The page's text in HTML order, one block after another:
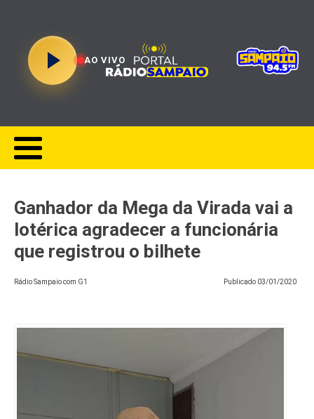
AO VIVO
Ganhador da Mega da Virada vai a
lotérica agradecer a funcionária
que registrou o bilhete
Rádio Sampaio com G1 Publicado 03/01/2020